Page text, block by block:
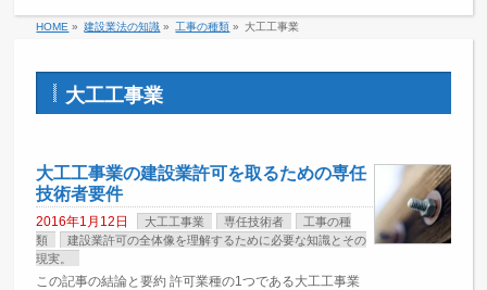
HOME » 建設業法の知識 » 工事の種類 » 大工工事業
大工工事業
大工工事業の建設業許可を取るための専任
技術者要件
2016年1月12日 大工工事業 専任技術者
工事の種
類
建設業許可の全体像を理解するために必要な知識とその
現実。
この記事の結論と要約 許可業種の1つである大工工事業